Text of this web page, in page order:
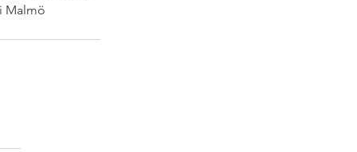
Malmö